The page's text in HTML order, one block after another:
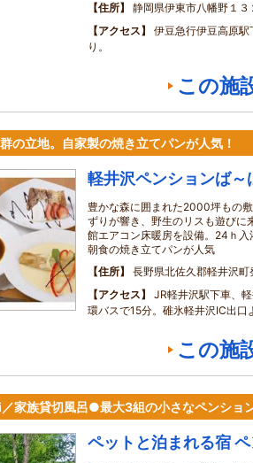
住所
静岡県伊東市八幡野１３
アクセス
伊豆急行伊豆高原
り。
この施
の立地。自家製の焼き立てパンが人気！
軽井沢ペンションば～
豊かな森に囲まれた2000坪もの
ずりが響き、野生のリスも遊びに
館エアコン床暖房を設備。24ｈ
朝食の焼き立てパンが人気
住所
長野県北佐久郡軽井沢
アクセス
JR軽井沢駅下車、
環バスで15分。碓氷軽井沢IC出口
この施
家族貸切風呂●最大3組の小さなペンショ
ペットと泊まれる宿